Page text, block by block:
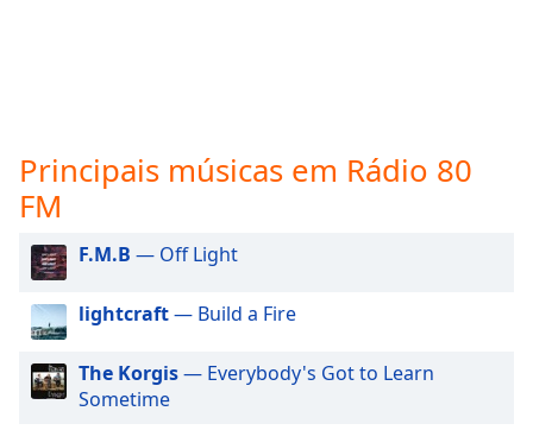
dialog
subtitles
off
selected
Track
Picture-
in-
Picture
Principais músicas em Rádio 80
FM
F.M.B — Off Light
lightcraft— Build a Fire
The Korgis— Everybody's Got to Learn
Sometime